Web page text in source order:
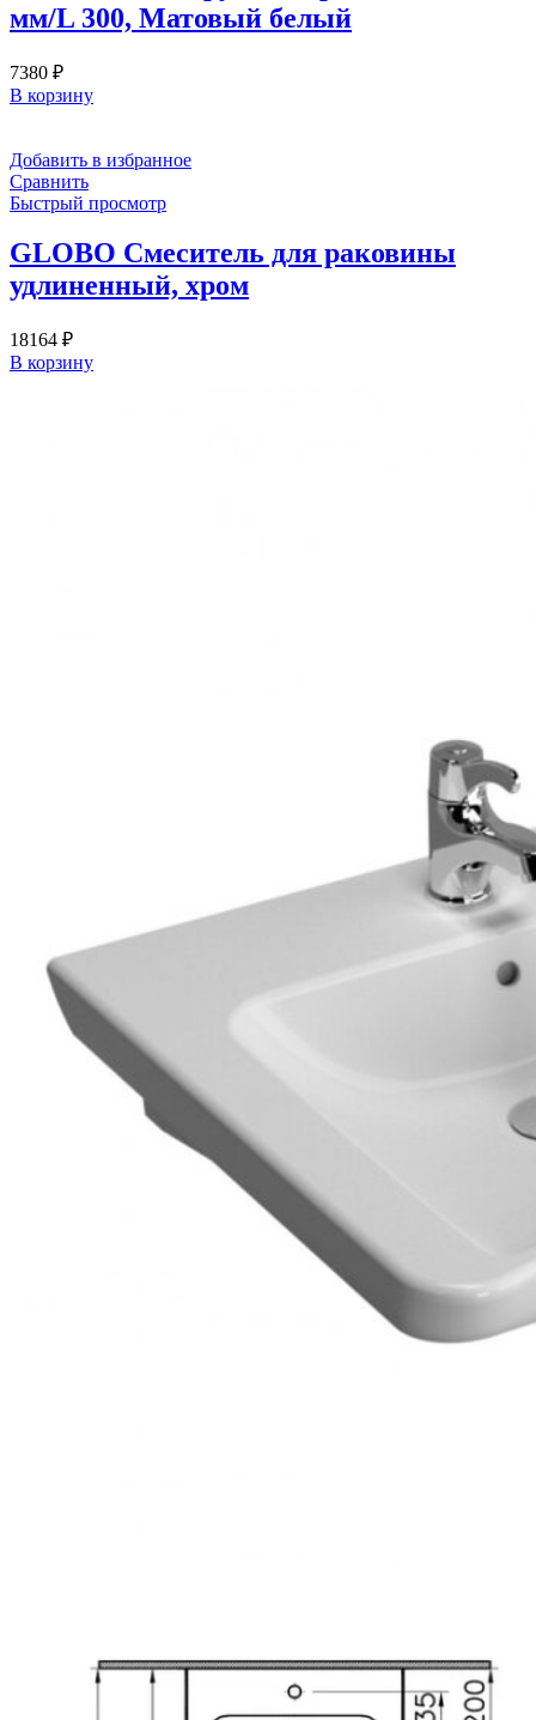
мм/L 300, Матовый белый
7380 ₽
В корзину
Добавить в избранное
Сравнить
Быстрый просмотр
GLOBO Смеситель для раковины
удлиненный, хром
18164 ₽
В корзину